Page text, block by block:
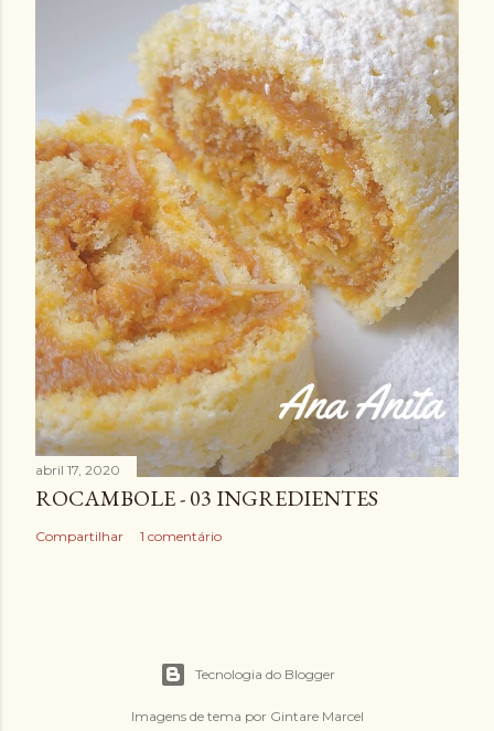
abril 17, 2020
ROCAMBOLE - 03 INGREDIENTES
Compartilhar 1 comentário
Tecnologia do Blogger
Imagens de tema por Gintare Marcel